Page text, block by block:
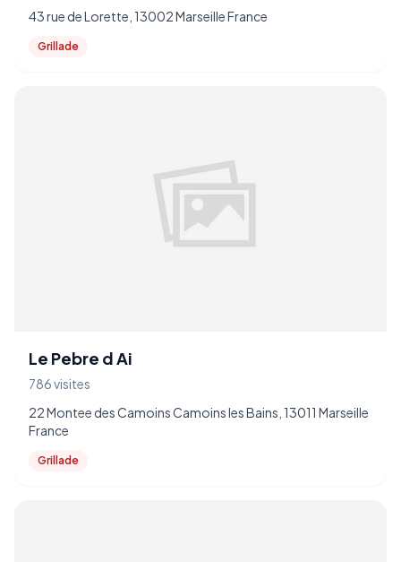
43 rue de Lorette, 13002 Marseille France
Grillade
Le Pebre d Ai
786 visites
22 Montee des Camoins Camoins les Bains, 13011 Marseille
France
Grillade